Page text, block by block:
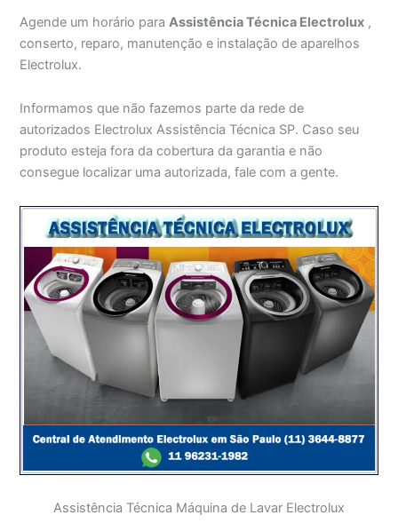
Agende um horário paraAssistência Técnica Electrolux ,
conserto, reparo, manutenção e instalação de aparelhos
Electrolux.
Informamos que não fazemos parte da rede de
autorizados Electrolux Assistência Técnica SP. Caso seu
produto esteja fora da cobertura da garantia e não
consegue localizar uma autorizada, fale com a gente.
Assistência Técnica Máquina de Lavar Electrolux